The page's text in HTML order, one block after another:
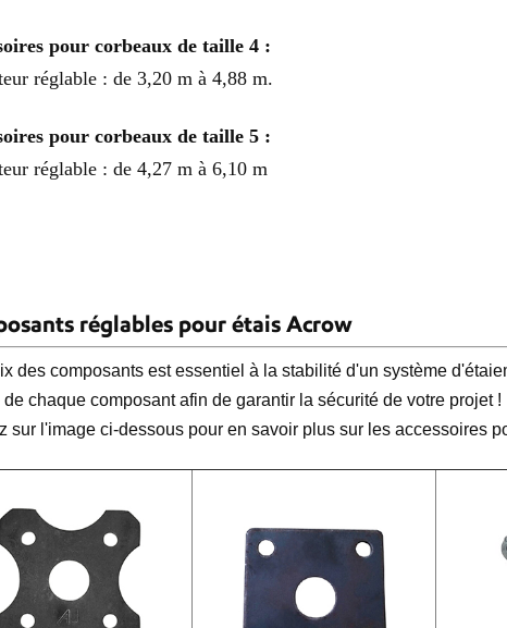
pour corbeaux de taille 4 :
réglable : de 3,20 m à 4,88 m.
pour corbeaux de taille 5 :
réglable : de 4,27 m à 6,10 m
réglables pour étais Acrow
des composants est essentiel à la stabilité d'un système
chaque composant afin de garantir la sécurité de votre projet !
sur l'image ci-dessous pour en savoir plus sur les accessoires